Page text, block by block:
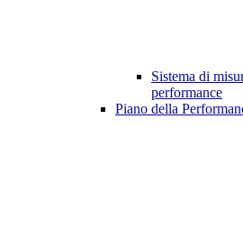
Sistema di
performance
Piano della